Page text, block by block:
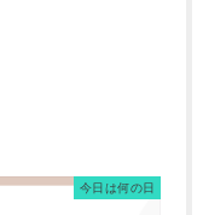
今日は何の日